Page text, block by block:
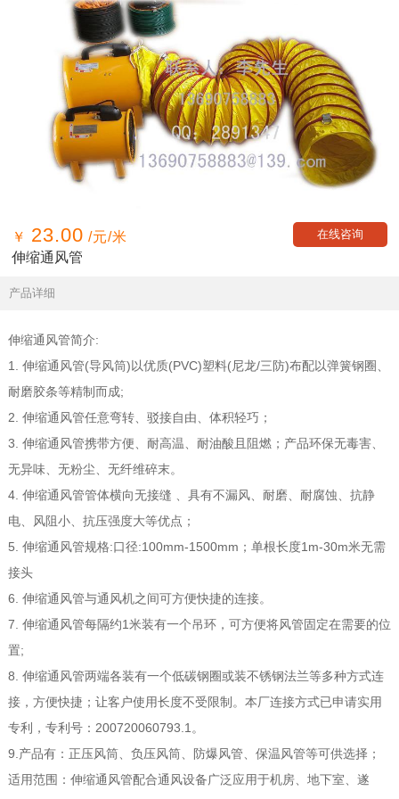
￥ 23.00 /元/米 在线咨询
伸缩通风管
产品详细
伸缩通风管简介:
1. 伸缩通风管(导风筒) 以优质(PVC)塑料(尼龙/三防)布配以弹簧钢圈
耐磨胶条等精制而成;
2. 伸缩通风管任意弯转、驳接自由、体积轻巧；
3. 伸缩通风管携带方便、耐高温、耐油酸且阻燃； 产品环保无毒害、
无异味、无粉尘、无纤维碎末。
4. 伸缩通风管管体横向无接缝
、具有不漏风、耐磨、耐腐蚀、抗静
电、风阻小、抗压强度大等优点；
5. 伸缩通风管规格: 口径:100mm-1500mm ；单根长度1m-30m米无需
接头
6. 伸缩通风管与通风机之间可方便快捷的连接。
7. 伸缩通风管每隔约1 米装有一个吊环，可方便将风管固定在需要的位
置;
8. 伸缩通风管两端各装有一个低碳钢圈或装不锈钢法兰等多种方式连
接，方便快捷； 让客户使用长度不受限制。 本厂连接方式已申请实用
专利，专利号： 200720060793.1 。
9. 产品有：正压风筒、负压风筒、防爆风管、保温风管等可供选择；
适用范围：伸缩通风管配合通风设备广泛应用于机房、地下室、遂